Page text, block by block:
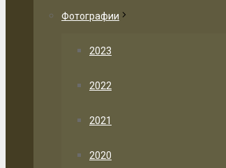
Фотографии
2023
2022
2021
2020